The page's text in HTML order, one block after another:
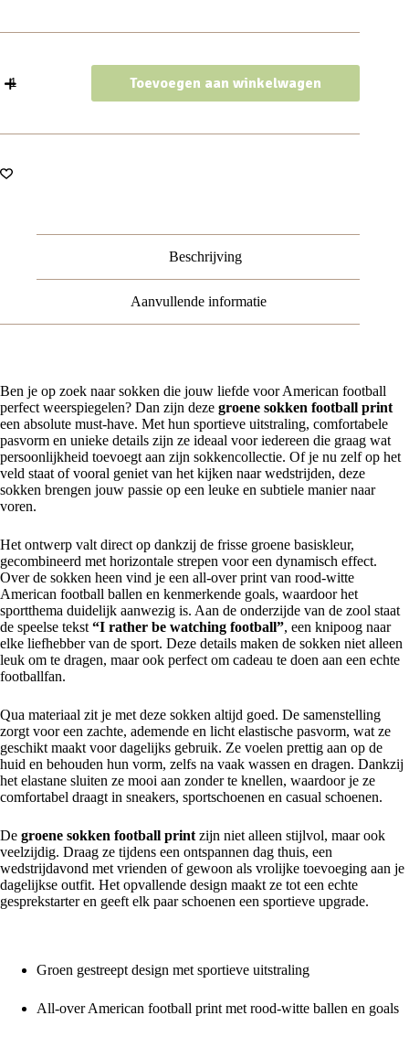
Print
Groen
Toevoegen aan winkelwagen
Beschrijving
Aanvullende informatie
Ben je op zoek naar sokken die jouw liefde voor American football
perfect weerspiegelen? Dan zijn deze groene sokken football print
een absolute must-have. Met hun sportieve uitstraling, comfortabele
pasvorm en unieke details zijn ze ideaal voor iedereen die graag wat
persoonlijkheid toevoegt aan zijn sokkencollectie. Of je nu zelf op het
veld staat of vooral geniet van het kijken naar wedstrijden, deze
sokken brengen jouw passie op een leuke en subtiele manier naar
voren.
Het ontwerp valt direct op dankzij de frisse groene basiskleur,
gecombineerd met horizontale strepen voor een dynamisch effect.
Over de sokken heen vind je een all-over print van rood-witte
American football ballen en kenmerkende goals, waardoor het
sportthema duidelijk aanwezig is. Aan de onderzijde van de zool staat
de speelse tekst “I rather be watching football”, een knipoog naar
elke liefhebber van de sport. Deze details maken de sokken niet alleen
leuk om te dragen, maar ook perfect om cadeau te doen aan een echte
footballfan.
Qua materiaal zit je met deze sokken altijd goed. De samenstelling
zorgt voor een zachte, ademende en licht elastische pasvorm, wat ze
geschikt maakt voor dagelijks gebruik. Ze voelen prettig aan op de
huid en behouden hun vorm, zelfs na vaak wassen en dragen. Dankzij
het elastane sluiten ze mooi aan zonder te knellen, waardoor je ze
comfortabel draagt in sneakers, sportschoenen en casual schoenen.
De groene sokken football print zijn niet alleen stijlvol, maar ook
veelzijdig. Draag ze tijdens een ontspannen dag thuis, een
wedstrijdavond met vrienden of gewoon als vrolijke toevoeging aan je
dagelijkse outfit. Het opvallende design maakt ze tot een echte
gesprekstarter en geeft elk paar schoenen een sportieve upgrade.
Groen gestreept design met sportieve uitstraling
All-over American football print met rood-witte ballen en goals